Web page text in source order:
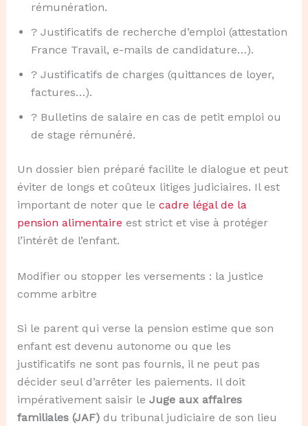
rémunération.
? Justificatifs de recherche d’emploi (attestation
France Travail, e-mails de candidature…).
? Justificatifs de charges (quittances de loyer,
factures…).
? Bulletins de salaire en cas de petit emploi ou
de stage rémunéré.
Un dossier bien préparé facilite le dialogue et peut
éviter de longs et coûteux litiges judiciaires. Il est
important de noter que le cadre légal de la
pension alimentaire est strict et vise à protéger
l’intérêt de l’enfant.
Modifier ou stopper les versements : la justice
comme arbitre
Si le parent qui verse la pension estime que son
enfant est devenu autonome ou que les
justificatifs ne sont pas fournis, il ne peut pas
décider seul d’arrêter les paiements. Il doit
impérativement saisir le Juge aux affaires
familiales (JAF)du tribunal judiciaire de son lieu